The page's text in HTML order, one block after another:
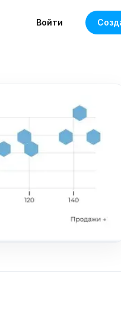
Войти